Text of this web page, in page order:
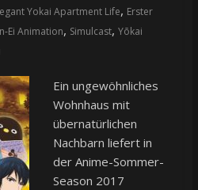
Yokai Apartment Life, Erster
Ei Animation, Simulcast, Yōkai
Ein ungewöhnliches
Wohnhaus mit
übernatürlichen
Nachbarn liefert in
der Anime-Sommer-
Season 2017